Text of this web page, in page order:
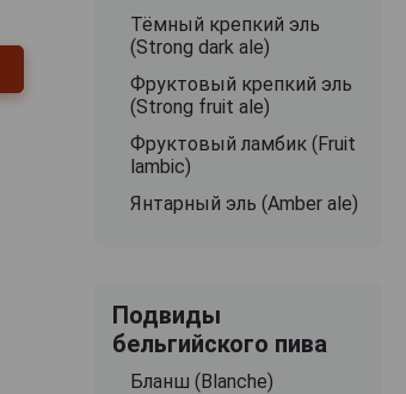
Тёмный крепкий эль
(Strong dark ale)
Фруктовый крепкий эль
(Strong fruit ale)
Фруктовый ламбик (Fruit
lambic)
Янтарный эль (Amber ale)
Подвиды
бельгийского пива
Бланш (Blanche)